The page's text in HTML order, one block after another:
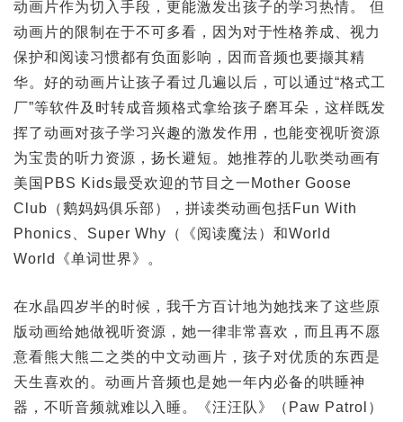
动画片作为切入手段，更能激发出孩子的学习热情。 但
动画片的限制在于不可多看，因为对于性格养成、视力
保护和阅读习惯都有负面影响，因而音频也要撷其精
华。好的动画片让孩子看过几遍以后，可以通过“格式工
厂”等软件及时转成音频格式拿给孩子磨耳朵，这样既发
挥了动画对孩子学习兴趣的激发作用，也能变视听资源
为宝贵的听力资源，扬长避短。她推荐的儿歌类动画有
美国PBS Kids最受欢迎的节目之一Mother Goose
Club（鹅妈妈俱乐部），拼读类动画包括Fun With
Phonics、Super Why（《阅读魔法）和World
World《单词世界》。
在水晶四岁半的时候，我千方百计地为她找来了这些原
版动画给她做视听资源，她一律非常喜欢，而且再不愿
意看熊大熊二之类的中文动画片，孩子对优质的东西是
天生喜欢的。动画片音频也是她一年内必备的哄睡神
器，不听音频就难以入睡。《汪汪队》（Paw Patrol）